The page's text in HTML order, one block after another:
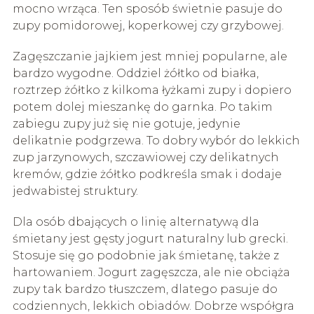
mocno wrząca. Ten sposób świetnie pasuje do
zupy pomidorowej, koperkowej czy grzybowej.
Zagęszczanie jajkiem jest mniej popularne, ale
bardzo wygodne. Oddziel żółtko od białka,
roztrzep żółtko z kilkoma łyżkami zupy i dopiero
potem dolej mieszankę do garnka. Po takim
zabiegu zupy już się nie gotuje, jedynie
delikatnie podgrzewa. To dobry wybór do lekkich
zup jarzynowych, szczawiowej czy delikatnych
kremów, gdzie żółtko podkreśla smak i dodaje
jedwabistej struktury.
Dla osób dbających o linię alternatywą dla
śmietany jest gęsty jogurt naturalny lub grecki.
Stosuje się go podobnie jak śmietanę, także z
hartowaniem. Jogurt zagęszcza, ale nie obciąża
zupy tak bardzo tłuszczem, dlatego pasuje do
codziennych, lekkich obiadów. Dobrze współgra